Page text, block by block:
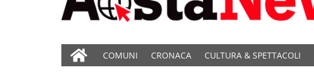
COMUNI CRONACA CULTURA & SPETTACOLI